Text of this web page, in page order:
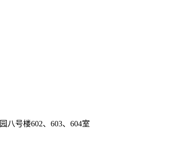
八号楼602、603、604室